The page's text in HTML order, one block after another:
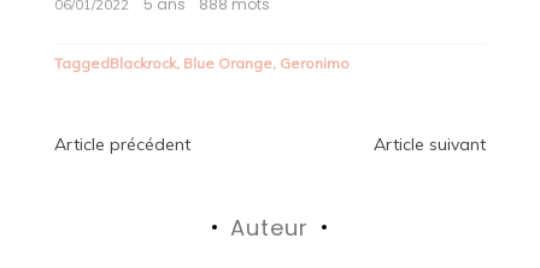
06/01/2022
TaggedBlackrock, Blue Orange, Geronimo
Navigation
Article précédent Article suivant
Auteur